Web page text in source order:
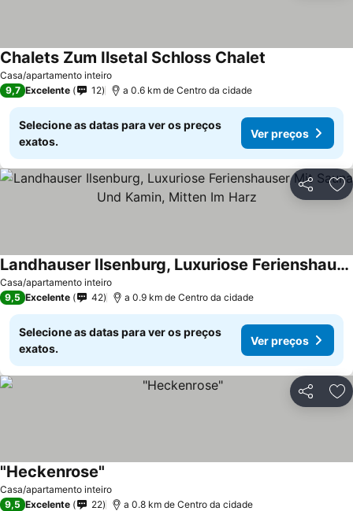
Casa/apartamento inteiro
Chalets Zum Ilsetal Schloss Chalet
9,7 Excelente 12 a 0.6 km de Centro da cidade
Selecione as datas para ver os preços
exatos.
Ver preços
Partilhar
Casa/apartamento inteiro
Landhauser Ilsenburg, Luxuriose Ferienshauser Mit Sauna Und Kamin, Mitten Im Harz
9,5 Excelente 42 a 0.9 km de Centro da cidade
Selecione as datas para ver os preços
exatos.
Ver preços
Partilhar
Casa/apartamento inteiro
"Heckenrose"
9,5 Excelente 22 a 0.8 km de Centro da cidade